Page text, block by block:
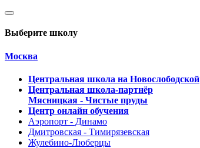
Выберите школу
Москва
Центральная школа на Новослободской
Центральная школа-партнёр
Мясницкая - Чистые пруды
Центр онлайн обучения
Аэропорт - Динамо
Дмитровская - Тимирязевская
Жулебино-Люберцы